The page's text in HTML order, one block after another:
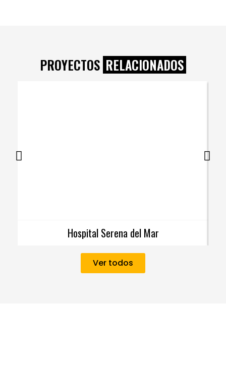
PROYECTOS RELACIONADOS
Hospital Serena del Mar
Ver todos